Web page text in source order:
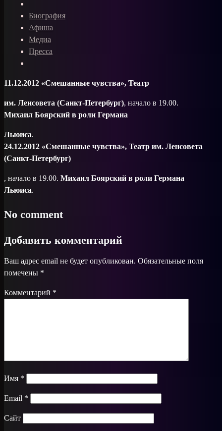
Биография
Афиша
Медиа
Пресса
11.12.2012 «Смешанные чувства», Театр
им. Ленсовета (Санкт-Петербург), начало в 19.00.
Михаил Боярский в роли Германа
Льюиса.
24.12.2012 «Смешанные чувства», Театр им. Ленсовета
(Санкт-Петербург)
, начало в 19.00. Михаил Боярский в роли Германа
Льюиса.
No comment
Добавить комментарий
Ваш адрес email не будет опубликован. Обязательные поля
помечены *
Комментарий *
Имя *
Email *
Сайт